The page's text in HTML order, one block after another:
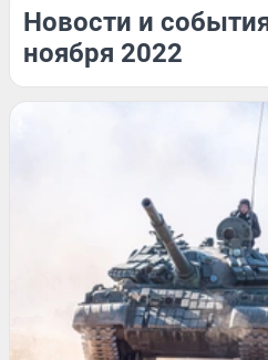
Новости и
ноября 2022